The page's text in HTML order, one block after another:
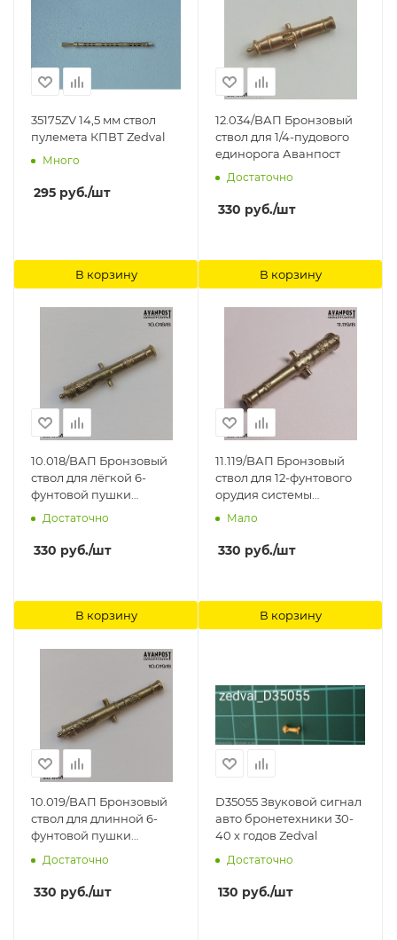
35175ZV 14,5 мм ствол
пулемета КПВТ Zedval
Много
295 руб./шт
В корзину
12.034/BАП Бронзовый
ствол для 1/4-пудового
единорога Аванпост
Достаточно
330 руб./шт
В корзину
10.018/BАП Бронзовый
ствол для лёгкой 6-
фунтовой пушки
Аванпост
Достаточно
330 руб./шт
В корзину
11.119/BАП Бронзовый
ствол для 12-фунтового
орудия системы
Грибоваля Аванпост
Мало
330 руб./шт
В корзину
10.019/BАП Бронзовый
ствол для длинной 6-
фунтовой пушки
Аванпост
Достаточно
330 руб./шт
D35055 Звуковой сигнал
авто бронетехники 30-
40 х годов Zedval
Достаточно
130 руб./шт